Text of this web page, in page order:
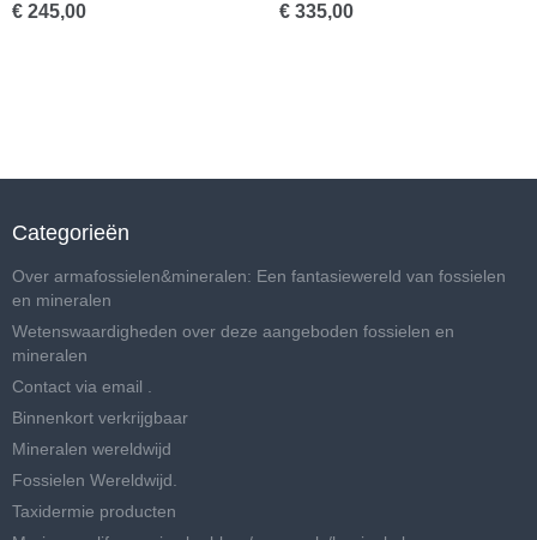
€ 245,00 € 335,00
Categorieën
Over armafossielen&mineralen: Een fantasiewereld van fossielen
en mineralen
Wetenswaardigheden over deze aangeboden fossielen en
mineralen
Contact via email .
Binnenkort verkrijgbaar
Mineralen wereldwijd
Fossielen Wereldwijd.
Taxidermie producten